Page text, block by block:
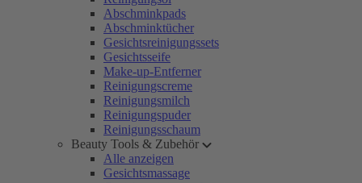
Abschminkpads
Abschminktücher
Gesichtsreinigungssets
Gesichtsseife
Make-up-Entferner
Reinigungscreme
Reinigungsmilch
Reinigungspuder
Reinigungsschaum
Beauty Tools & Zubehör
Alle anzeigen
Gesichtsmassage